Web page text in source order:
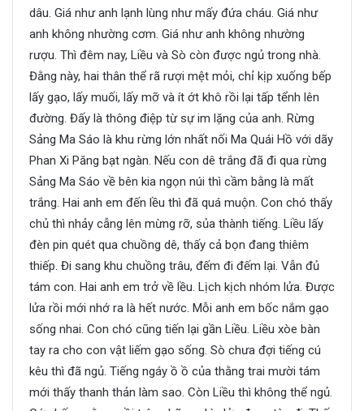
dâu. Giá như anh lạnh lùng như mấy đứa cháu. Giá như
anh không nhường cơm. Giá như anh không nhường
rượu. Thì đêm nay, Liều và Sò còn được ngủ trong nhà.
Đằng này, hai thân thể rã rượi mệt mỏi, chỉ kịp xuống bếp
lấy gạo, lấy muối, lấy mỡ và ít ớt khô rồi lại tấp tểnh lên
đường. Đấy là thông điệp từ sự im lặng của anh. Rừng
Sảng Ma Sáo là khu rừng lớn nhất nối Ma Quái Hồ với dãy
Phan Xi Păng bạt ngàn. Nếu con dê trắng đã đi qua rừng
Sảng Ma Sáo về bên kia ngọn núi thì cầm bằng là mất
trắng. Hai anh em đến lều thì đã quá muộn. Con chó thấy
chủ thì nhảy cẫng lên mừng rỡ, sủa thành tiếng. Liều lấy
đèn pin quét qua chuồng dê, thấy cả bọn đang thiêm
thiếp. Đi sang khu chuồng trâu, đếm đi đếm lại. Vẫn đủ
tám con. Hai anh em trở về lều. Lịch kịch nhóm lửa. Được
lửa rồi mới nhớ ra là hết nước. Mỗi anh em bốc nắm gạo
sống nhai. Con chó cũng tiến lại gần Liều. Liều xòe bàn
tay ra cho con vật liếm gạo sống. Sò chưa đợi tiếng cú
kêu thì đã ngủ. Tiếng ngáy ồ ồ của thằng trai mười tám
mới thấy thanh thản làm sao. Còn Liều thì không thể ngủ.